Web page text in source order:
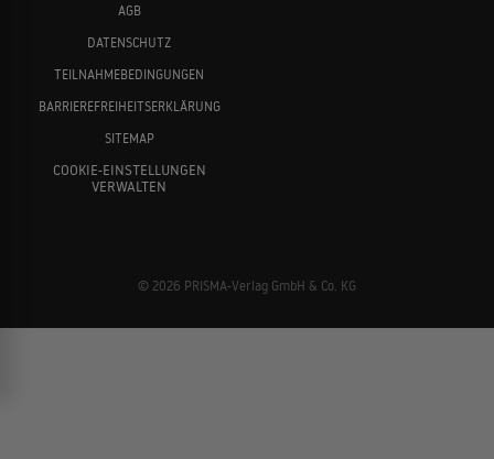
AGB
DATENSCHUTZ
TEILNAHMEBEDINGUNGEN
BARRIEREFREIHEITSERKLÄRUNG
SITEMAP
COOKIE-EINSTELLUNGEN
VERWALTEN
© 2026 PRISMA-Verlag GmbH & Co. KG